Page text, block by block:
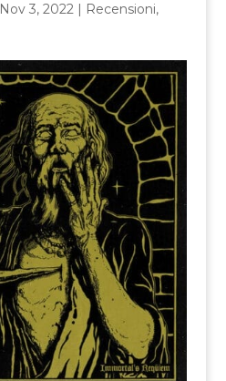
Nov 3, 2022| Recensioni,